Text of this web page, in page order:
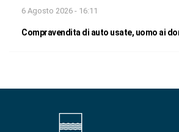
6 Agosto 2026 - 16:11
Compravendita di auto usate, uomo ai